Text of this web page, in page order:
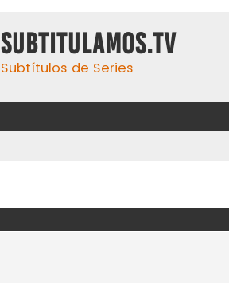
subtitulamos.tv
Subtítulos de Series